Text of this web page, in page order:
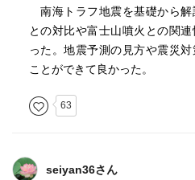
南海トラフ地震を基礎から解
との対比や富士山噴火との関
った。地震予測の見方や震災
ことができて良かった。
63
seiyan36さん